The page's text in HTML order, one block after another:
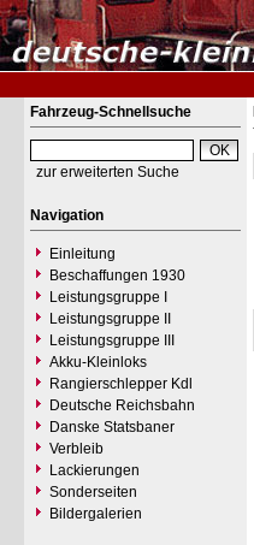
Fahrzeug-Schnellsuche
zur erweiterten Suche
Navigation
Einleitung
Beschaffungen 1930
Leistungsgruppe I
Leistungsgruppe II
Leistungsgruppe III
Akku-Kleinloks
Rangierschlepper Kdl
Deutsche Reichsbahn
Danske Statsbaner
Verbleib
Lackierungen
Sonderseiten
Bildergalerien